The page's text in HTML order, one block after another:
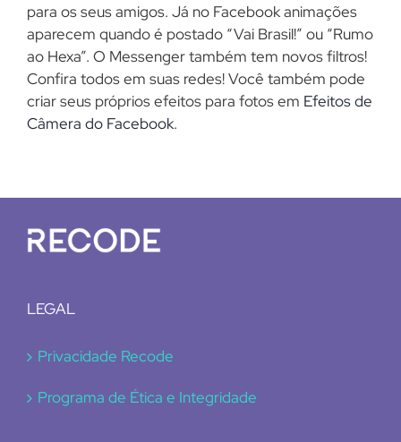
para os seus amigos. Já no Facebook animações
aparecem quando é postado “Vai Brasil!” ou “Rumo
ao Hexa”. O Messenger também tem novos filtros!
Confira todos em suas redes! Você também pode
criar seus próprios efeitos para fotos em Efeitos de
Câmera do Facebook.
LEGAL
Privacidade Recode
Programa de Ética e Integridade